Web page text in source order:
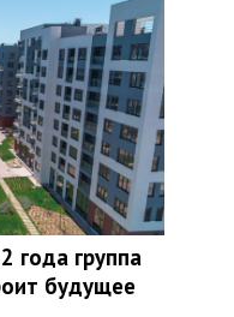
года группа
будущее